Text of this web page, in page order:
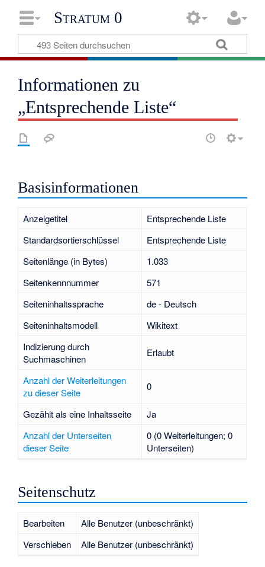
Stratum 0
Informationen zu
„Entsprechende Liste“
Basisinformationen
Anzeigetitel
Entsprechende Liste
Standardsortierschlüssel
Entsprechende Liste
Seitenlänge (in Bytes)
1.033
Seitenkennnummer
571
Seiteninhaltssprache
de - Deutsch
Seiteninhaltsmodell
Wikitext
Indizierung durch
Suchmaschinen
Erlaubt
Anzahl der Weiterleitungen
zu dieser Seite
0
Gezählt als eine Inhaltsseite
Ja
Anzahl der Unterseiten
dieser Seite
0 (0 Weiterleitungen; 0
Unterseiten)
Seitenschutz
Bearbeiten
Alle Benutzer (unbeschränkt)
Verschieben
Alle Benutzer (unbeschränkt)